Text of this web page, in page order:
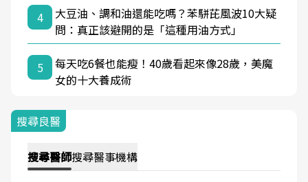
4
大豆油、調和油還能吃嗎？苯駢芘風波10大疑
問：真正該避開的是「這種用油方式」
5
每天吃6餐也能瘦！40歲看起來像28歲，美魔
女的十大養成術
搜尋良醫
搜尋醫師搜尋醫事機構